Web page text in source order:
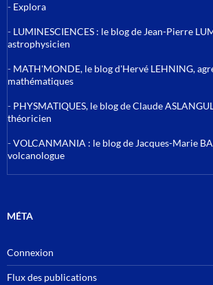
- Explora
- LUMINESCIENCES : le blog de Jean-Pierre
astrophysicien
- MATH'MONDE, le blog d'Hervé LEHNING,
mathématiques
- PHYSMATIQUES, le blog de Claude
théoricien
-VOLCANMANIA : le blog de Jacques-Marie
volcanologue
MÉTA
Connexion
Flux des publications